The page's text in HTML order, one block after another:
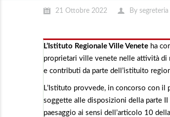
21 Ottobre 2022 By
L’Istituto Regionale Ville Venete ha
proprietari ville venete nelle attività di
e contributi da parte dell’istituito
L’Istituto provvede, in concorso con
soggette alle disposizioni della parte
paesaggio ai sensi dell’articolo 10